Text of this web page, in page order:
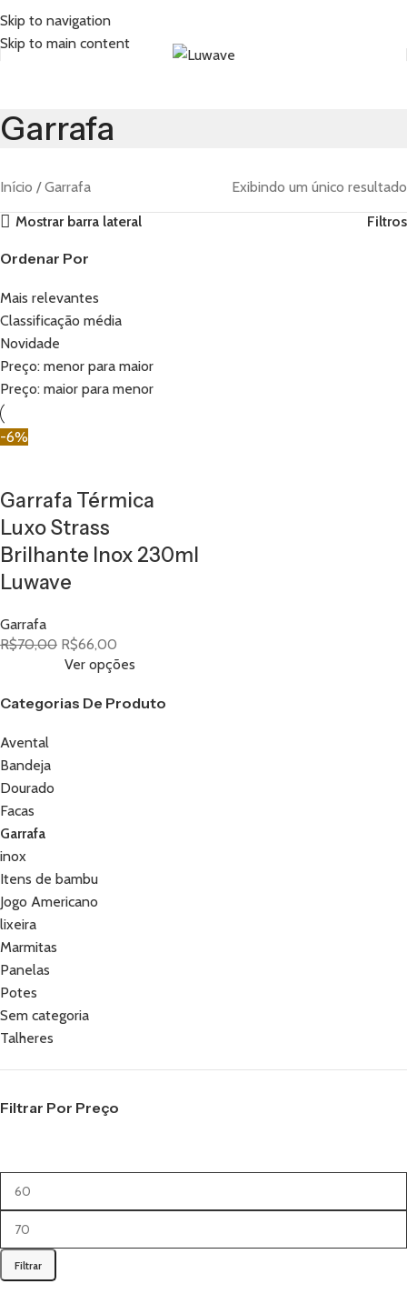
Skip to navigation
Skip to main content
Garrafa
Categorias De Produto
Avental
Bandeja
Dourado
Facas
Garrafa
inox
Itens de bambu
Jogo Americano
lixeira
Marmitas
Panelas
Potes
Sem categoria
Talheres
Filtrar Por Preço
Filtrar
Início Garrafa
Exibindo um único resultado
Mostrar barra lateral
Filtros
Ordenar Por
Mais relevantes
Classificação média
Novidade
Preço: menor para maior
Preço: maior para menor
-6%
Garrafa Térmica
Luxo Strass
Brilhante Inox 230ml
Luwave
Garrafa
R$70,00 R$66,00
Ver opções